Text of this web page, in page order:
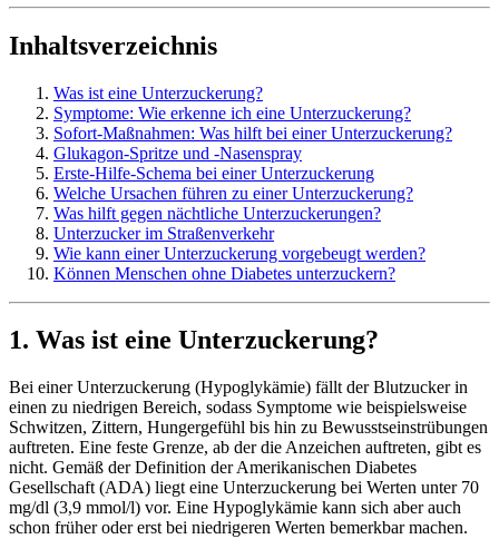
Inhaltsverzeichnis
Was ist eine Unterzuckerung?
Symptome: Wie erkenne ich eine Unterzuckerung?
Sofort-Maßnahmen: Was hilft bei einer Unterzuckerung?
Glukagon-Spritze und -Nasenspray
Erste-Hilfe-Schema bei einer Unterzuckerung
Welche Ursachen führen zu einer Unterzuckerung?
Was hilft gegen nächtliche Unterzuckerungen?
Unterzucker im Straßenverkehr
Wie kann einer Unterzuckerung vorgebeugt werden?
Können Menschen ohne Diabetes unterzuckern?
1. Was ist eine Unterzuckerung?
Bei einer Unterzuckerung (Hypoglykämie) fällt der Blutzucker in
einen zu niedrigen Bereich, sodass Symptome wie beispielsweise
Schwitzen, Zittern, Hungergefühl bis hin zu Bewusstseinstrübungen
auftreten. Eine feste Grenze, ab der die Anzeichen auftreten, gibt es
nicht. Gemäß der Definition der Amerikanischen Diabetes
Gesellschaft (ADA) liegt eine Unterzuckerung bei Werten unter 70
mg/dl (3,9 mmol/l) vor. Eine Hypoglykämie kann sich aber auch
schon früher oder erst bei niedrigeren Werten bemerkbar machen.